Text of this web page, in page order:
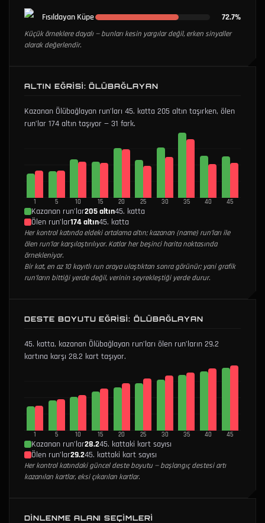
Fısıldayan Küpe 72.7%
Küçük örneklere dayalı — bunları kesin yargılar değil, erken sinyaller
olarak değerlendir.
ALTIN EĞRISI: ÖLÜBAĞLAYAN
Kazanan Ölübağlayan run’ları 45. katta 205 altın taşırken, ölen
run’lar 174 altın taşıyor — 31 fark.
1 5 10 15 20 25 30 35 40 45
Kazanan run’lar205 altın45. katta
Ölen run’lar174 altın45. katta
Her kontrol katında eldeki ortalama altın; kazanan {name} run’ları ile
ölen run’lar karşılaştırılıyor. Katlar her beşinci harita noktasında
örnekleniyor.
Bir kat, en az 10 kayıtlı run oraya ulaştıktan sonra görünür; yani grafik
run’ların bittiği yerde değil, verinin seyrekleştiği yerde durur.
DESTE BOYUTU EĞRISI: ÖLÜBAĞLAYAN
45. katta, kazanan Ölübağlayan run’ları ölen run’ların 29.2
kartına karşı 28.2 kart taşıyor.
1 5 10 15 20 25 30 35 40 45
Kazanan run’lar28.245. kattaki kart sayısı
Ölen run’lar29.245. kattaki kart sayısı
Her kontrol katındaki güncel deste boyutu — başlangıç destesi artı
kazanılan kartlar, eksi çıkarılan kartlar.
DINLENME ALANI SEÇIMLERI